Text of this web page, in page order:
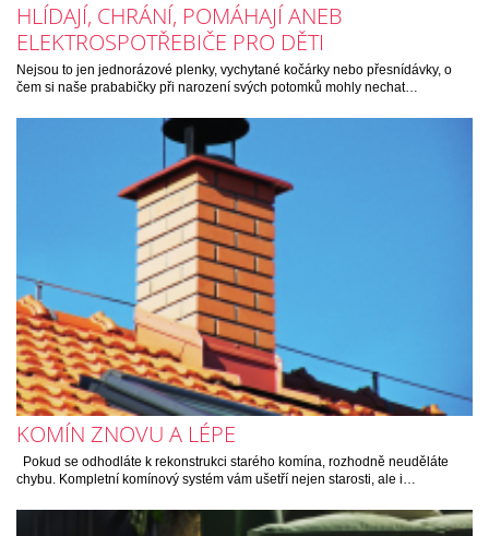
HLÍDAJÍ, CHRÁNÍ, POMÁHAJÍ ANEB
ELEKTROSPOTŘEBIČE PRO DĚTI
Nejsou to jen jednorázové plenky, vychytané kočárky nebo přesnídávky, o
čem si naše prababičky při narození svých potomků mohly nechat…
KOMÍN ZNOVU A LÉPE
Pokud se odhodláte k rekonstrukci starého komína, rozhodně neuděláte
chybu. Kompletní komínový systém vám ušetří nejen starosti, ale i…